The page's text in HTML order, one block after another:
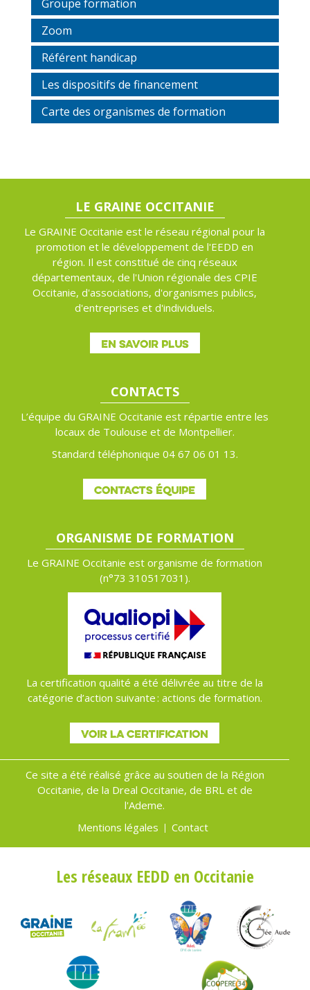
Groupe formation
Zoom
Référent handicap
Les dispositifs de financement
Carte des organismes de formation
LE GRAINE OCCITANIE
Le GRAINE Occitanie est le réseau régional pour la
promotion et le développement de l'EEDD en
région. Il est constitué de cinq réseaux
départementaux, de l'Union régionale des CPIE
Occitanie, d'associations, d'organismes publics,
d'entreprises et d'individuels.
EN SAVOIR PLUS
CONTACTS
L’équipe du GRAINE Occitanie est répartie entre les
locaux de Toulouse et de Montpellier.
Standard téléphonique 04 67 06 01 13.
CONTACTS ÉQUIPE
ORGANISME DE FORMATION
Le GRAINE Occitanie est organisme de formation
(n°73 310517031).
La certification qualité a été délivrée au titre de la
catégorie d’action suivante : actions de formation.
VOIR LA CERTIFICATION
Ce site a été réalisé grâce au soutien de la Région
Occitanie, de la Dreal Occitanie, de BRL et de
l'Ademe.
Menu
Mentions légales Contact
Les réseaux EEDD en Occitanie